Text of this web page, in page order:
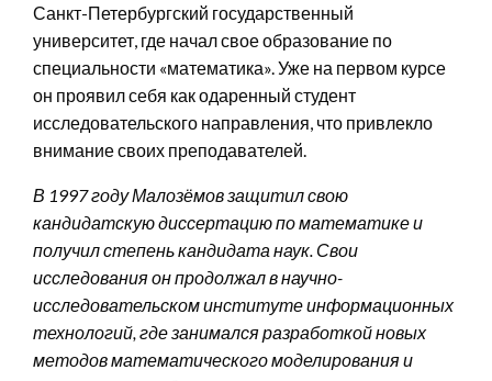
Санкт-Петербургский государственный
университет, где начал свое образование по
специальности «математика». Уже на первом курсе
он проявил себя как одаренный студент
исследовательского направления, что привлекло
внимание своих преподавателей.
В 1997 году Малозёмов защитил свою
кандидатскую диссертацию по математике и
получил степень кандидата наук. Свои
исследования он продолжал в научно-
исследовательском институте информационных
технологий, где занимался разработкой новых
методов математического моделирования и